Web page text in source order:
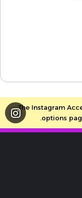
The Instagram
options